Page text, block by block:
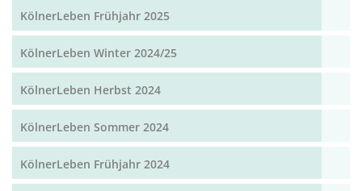
KölnerLeben Frühjahr 2025
KölnerLeben Winter 2024/25
KölnerLeben Herbst 2024
KölnerLeben Sommer 2024
KölnerLeben Frühjahr 2024